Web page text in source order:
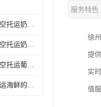
徐州到呼和浩特航空托运奶制品的规定 空运专线-一站式服务
徐州到呼和浩特航空托运奶制品的规定 当天办理当天到达
徐州到乌鲁木齐航空托运葡萄干的包装 空运专线-一站式服务
徐州到海口航空托运海鲜的运输时间 空运专线-一站式服务
服务特色
徐
提
实
值